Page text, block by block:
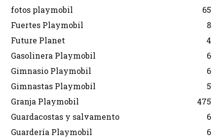
fotos playmobil
65
Fuertes Playmobil
8
Future Planet
4
Gasolinera Playmobil
6
Gimnasio Playmobil
6
Gimnastas Playmobil
5
Granja Playmobil
475
Guardacostas y salvamento
6
Guardería Playmobil
6